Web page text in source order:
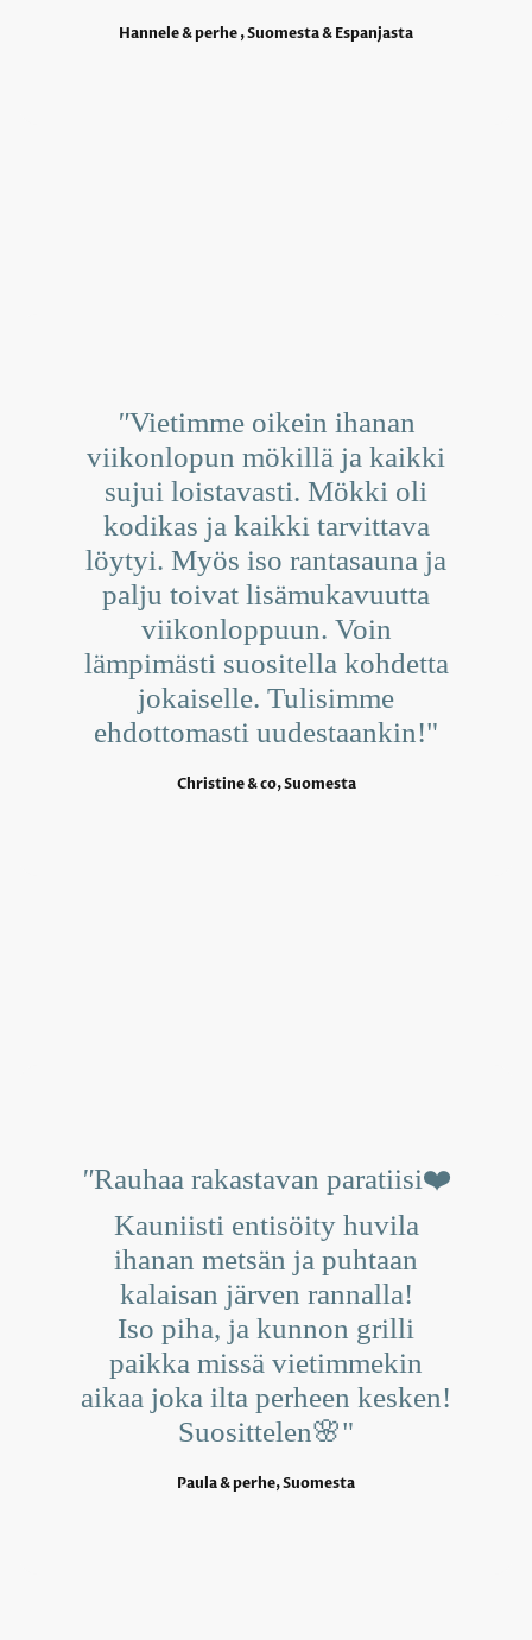
Hannele & perhe , Suomesta & Espanjasta
"Vietimme oikein ihanan
viikonlopun mökillä ja kaikki
sujui loistavasti. Mökki oli
kodikas ja kaikki tarvittava
löytyi. Myös iso rantasauna ja
palju toivat lisämukavuutta
viikonloppuun. Voin
lämpimästi suositella kohdetta
jokaiselle. Tulisimme
ehdottomasti uudestaankin!"
Christine & co, Suomesta
"Rauhaa rakastavan paratiisi❤️
Kauniisti entisöity huvila
ihanan metsän ja puhtaan
kalaisan järven rannalla!
Iso piha, ja kunnon grilli
paikka missä vietimmekin
aikaa joka ilta perheen kesken!
Suosittelen🌸"
Paula & perhe, Suomesta